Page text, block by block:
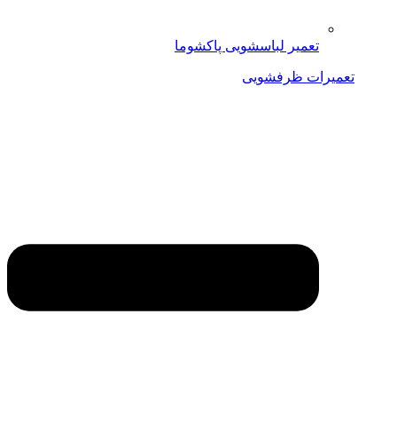
تعمیر لباسشویی پاکشوما
تعمیرات ظرفشویی